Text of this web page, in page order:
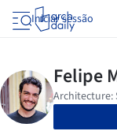
Iniciar sessão